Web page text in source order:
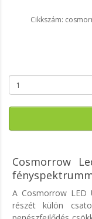
Cikkszám:
Cosmorrow
A Cosmorrow LED
részét külön